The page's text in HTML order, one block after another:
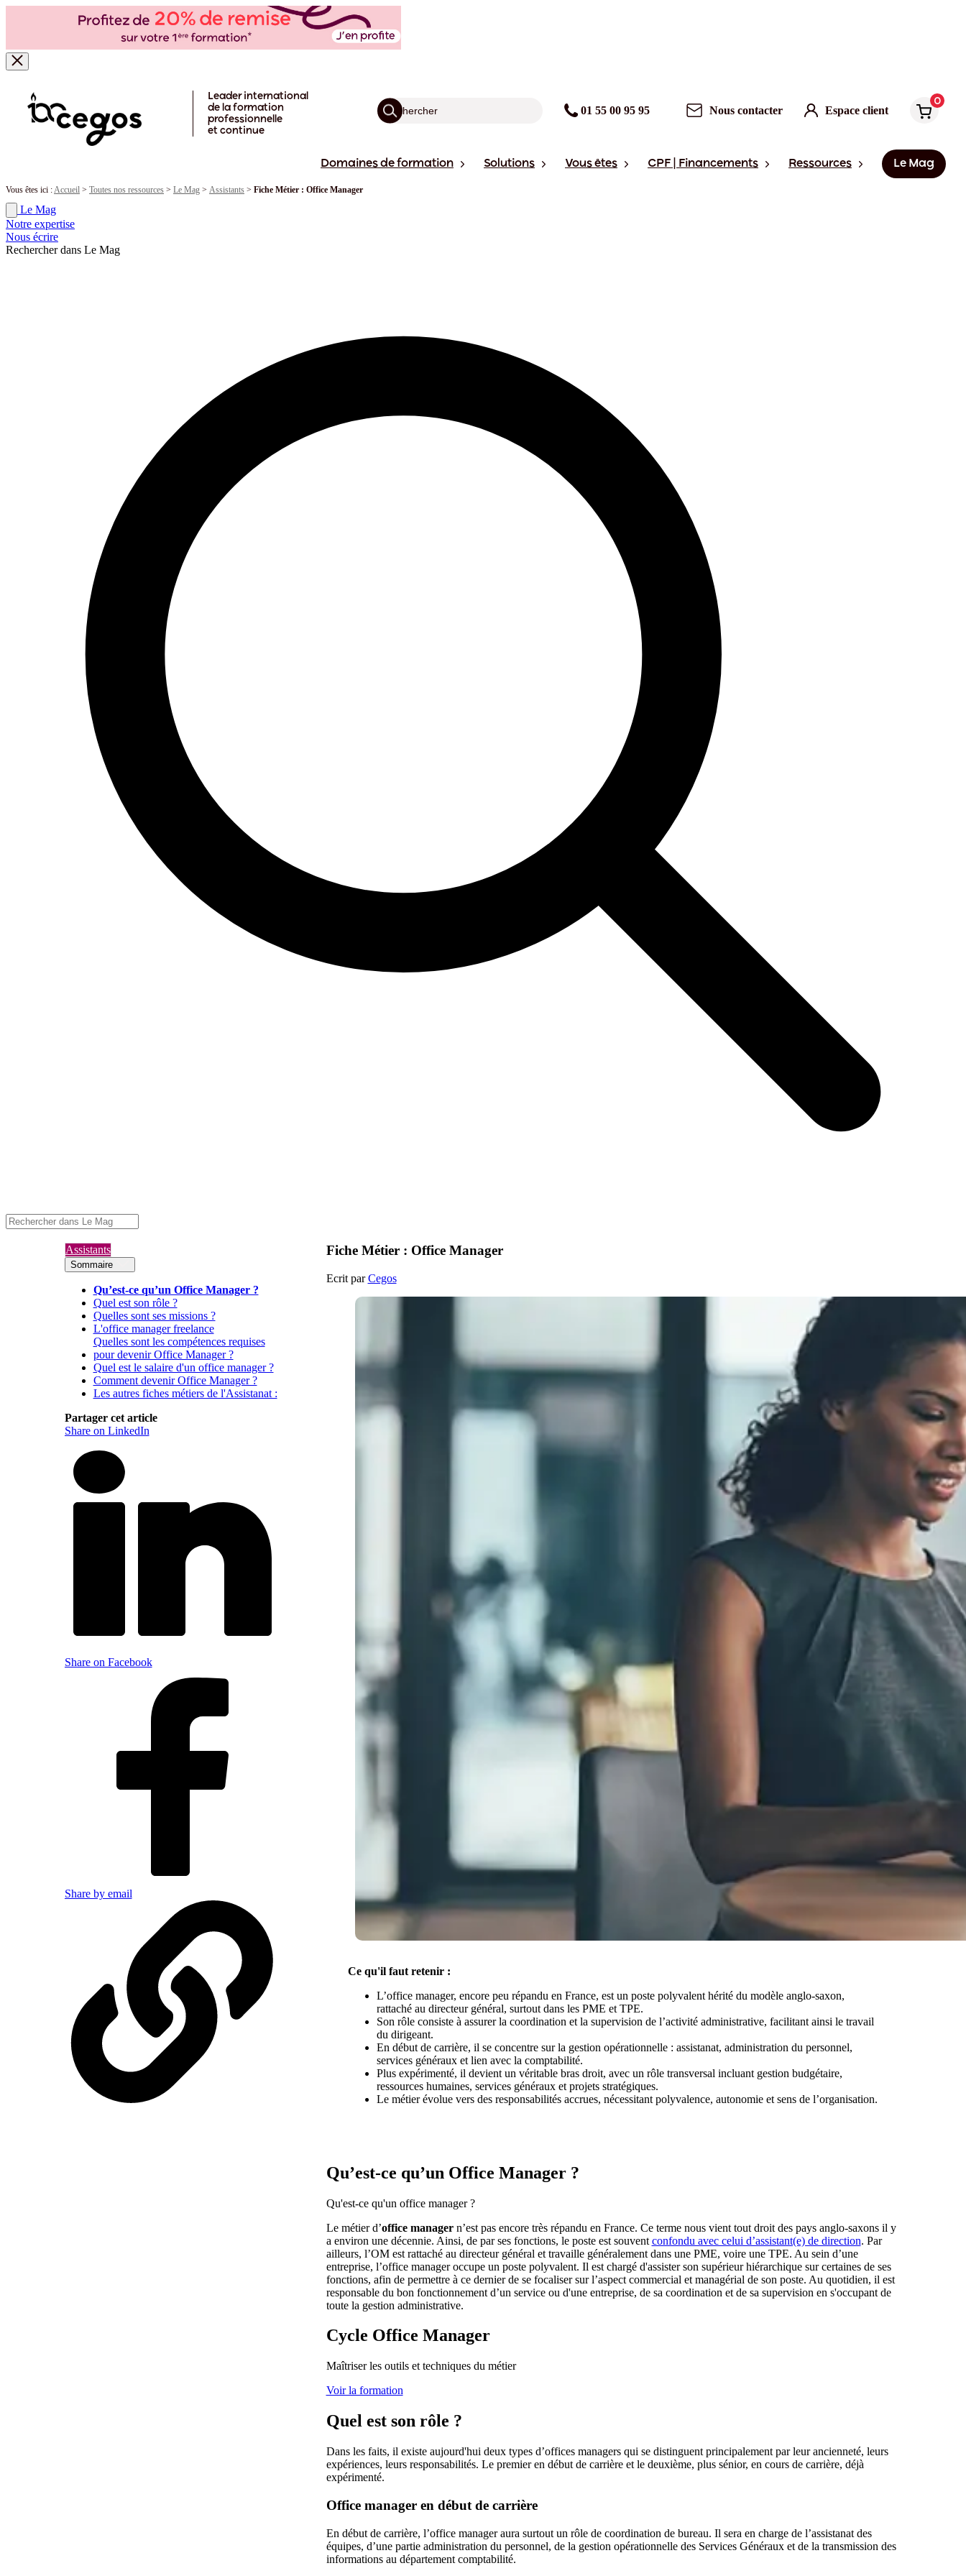
Leader international
de la formation
professionnelle
et continue
01 55 00 95 95 Nous contacter Espace client
0
Domaines de formation Solutions Vous êtes CPF | Financements Ressources Le Mag
Vous êtes ici :Accueil > Toutes nos ressources > Le Mag > Assistants > Fiche Métier : Office Manager
Le Mag
Notre expertise
Nous écrire
Rechercher dans Le Mag
Assistants
Sommaire
Qu’est-ce qu’un Office Manager ?
Quel est son rôle ?
Quelles sont ses missions ?
L'office manager freelance
Quelles sont les compétences requises
pour devenir Office Manager ?
Quel est le salaire d'un office manager ?
Comment devenir Office Manager ?
Les autres fiches métiers de l'Assistanat :
Partager cet article
Share on LinkedIn
Share on Facebook
Share by email
Fiche Métier : Office Manager
Ecrit parCegos
Ce qu'il faut retenir :
L’office manager, encore peu répandu en France, est un poste polyvalent hérité du modèle anglo-saxon,
rattaché au directeur général, surtout dans les PME et TPE.
Son rôle consiste à assurer la coordination et la supervision de l’activité administrative, facilitant ainsi le travail
du dirigeant.
En début de carrière, il se concentre sur la gestion opérationnelle : assistanat, administration du personnel,
services généraux et lien avec la comptabilité.
Plus expérimenté, il devient un véritable bras droit, avec un rôle transversal incluant gestion budgétaire,
ressources humaines, services généraux et projets stratégiques.
Le métier évolue vers des responsabilités accrues, nécessitant polyvalence, autonomie et sens de l’organisation.
Qu’est-ce qu’un Office Manager ?
Qu'est-ce qu'un office manager ?
Le métier d’office managern’est pas encore très répandu en France. Ce terme nous vient tout droit des pays anglo-saxons il y
a environ une décennie. Ainsi, de par ses fonctions, le poste est souvent confondu avec celui d’assistant(e) de direction. Par
ailleurs, l’OM est rattaché au directeur général et travaille généralement dans une PME, voire une TPE. Au sein d’une
entreprise, l’office manager occupe un poste polyvalent. Il est chargé d'assister son supérieur hiérarchique sur certaines de ses
fonctions, afin de permettre à ce dernier de se focaliser sur l’aspect commercial et managérial de son poste. Au quotidien, il est
responsable du bon fonctionnement d’un service ou d'une entreprise, de sa coordination et de sa supervision en s'occupant de
toute la gestion administrative.
Cycle Office Manager
Maîtriser les outils et techniques du métier
Voir la formation
Quel est son rôle ?
Dans les faits, il existe aujourd'hui deux types d’offices managers qui se distinguent principalement par leur ancienneté, leurs
expériences, leurs responsabilités. Le premier en début de carrière et le deuxième, plus sénior, en cours de carrière, déjà
expérimenté.
Office manager en début de carrière
En début de carrière, l’office manager aura surtout un rôle de coordination de bureau. Il sera en charge de l’assistanat des
équipes, d’une partie administration du personnel, de la gestion opérationnelle des Services Généraux et de la transmission des
informations au département comptabilité.